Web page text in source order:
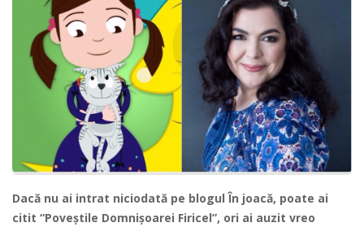
Dacă nu ai intrat niciodată pe blogul În joacă, poate ai
citit “Poveștile Domnișoarei Firicel”, ori ai auzit vreo